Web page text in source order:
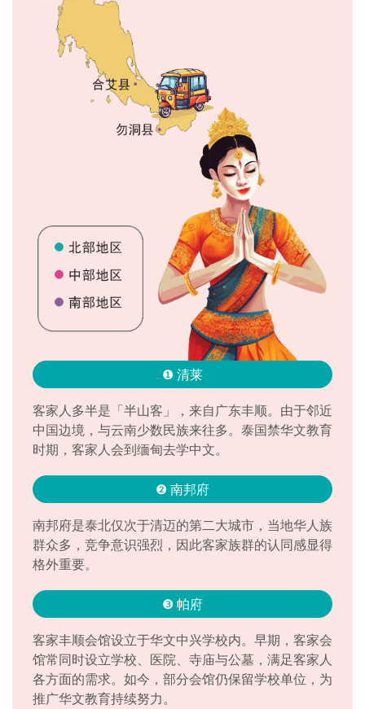
❶ 清莱
客家人多半是「半山客」，来自广东丰顺。由于邻近
中国边境，与云南少数民族来往多。泰国禁华文教育
时期，客家人会到缅甸去学中文。
❷ 南邦府
南邦府是泰北仅次于清迈的第二大城市，当地华人族
群众多，竞争意识强烈，因此客家族群的认同感显得
格外重要。
❸ 帕府
客家丰顺会馆设立于华文中兴学校内。早期，客家会
馆常同时设立学校、医院、寺庙与公墓，满足客家人
各方面的需求。如今，部分会馆仍保留学校单位，为
推广华文教育持续努力。